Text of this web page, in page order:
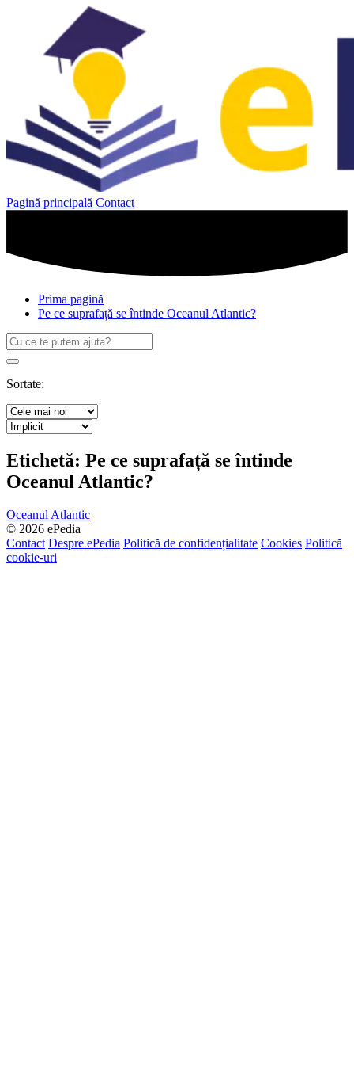
Pagină principală Contact
Prima pagină
Pe ce suprafață se întinde Oceanul Atlantic?
Caută
după:
Search
Sortate:
Etichetă: Pe ce suprafață se întinde
Oceanul Atlantic?
Oceanul Atlantic
© 2026 ePedia
Contact Despre ePedia Politică de confidențialitate Cookies Politică
cookie-uri